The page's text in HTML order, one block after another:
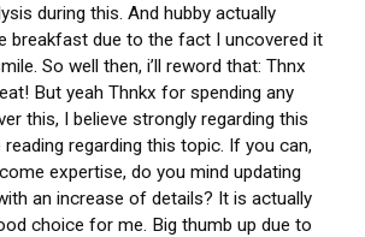
during this. And hubby actually
breakfast due to the fact I uncovered it
So well then, i’ll reword that: Thnx
But yeah Thnkx for spending any
this, I believe strongly regarding this
reading regarding this topic. If you can,
expertise, do you mind updating
an increase of details? It is actually
choice for me. Big thumb up due to